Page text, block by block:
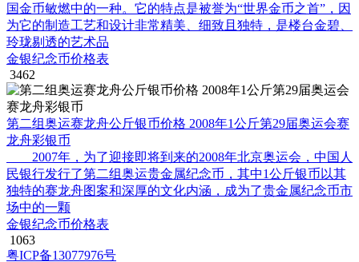
国金币敏燃中的一种。它的特点是被誉为“世界金币之首”，因
为它的制造工艺和设计非常精美、细致且独特，是楼台金碧、
玲珑剔透的艺术品
金银纪念币价格表
3462
第二组奥运赛龙舟公斤银币价格 2008年1公斤第29届奥运会赛
龙舟彩银币
2007年，为了迎接即将到来的2008年北京奥运会，中国人
民银行发行了第二组奥运贵金属纪念币，其中1公斤银币以其
独特的赛龙舟图案和深厚的文化内涵，成为了贵金属纪念币市
场中的一颗
金银纪念币价格表
1063
粤ICP备13077976号